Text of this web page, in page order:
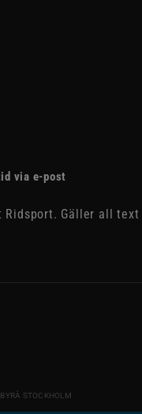
via e-post
Gäller all text
STOCKHOLM